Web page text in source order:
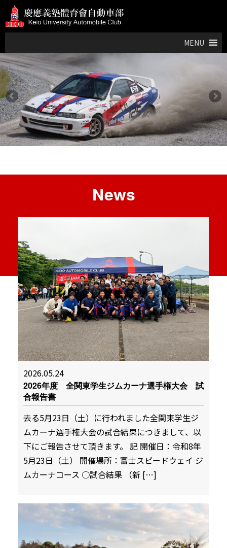
MENU
News
2026.05.24
2026年度 全関東学生ジムカーナ選手権大会 試
合報告書
去る5月23日（土）に行われました全関東学生ジ
ムカーナ選手権大会の試合結果につきまして、以
下にご報告させて頂きます。 記 開催日：令和8年
5月23日（土） 開催場所：富士スピードウェイ ジ
ムカーナコース ○試合結果 （新 […]